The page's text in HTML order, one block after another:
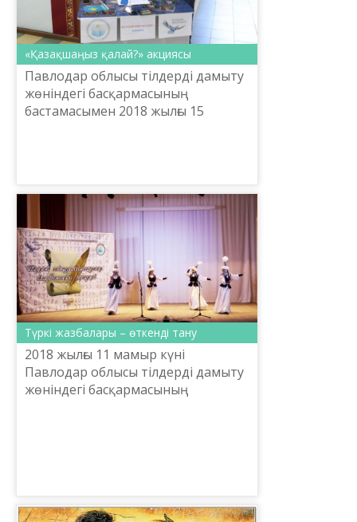
«Қазақшаңыз қалай?» акциясы
Павлодар облысы тілдерді дамыту
жөніндегі басқармасының
бастамасымен 2018 жылғы 15
Түркі жазбалары – өткенді тану
2018 жылғы 11 мамыр күні
Павлодар облысы тілдерді дамыту
жөніндегі басқармасының